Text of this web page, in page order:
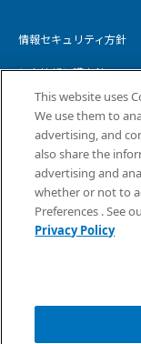
情報セキュリティ方針
個人情報保護方針
ウェブサイトプライバ
コピーライト・免責事項
サイトマップ
This website uses
We use them to
advertising, and
also share the
advertising and
whether or not to
Preferences . See
Privacy Policy